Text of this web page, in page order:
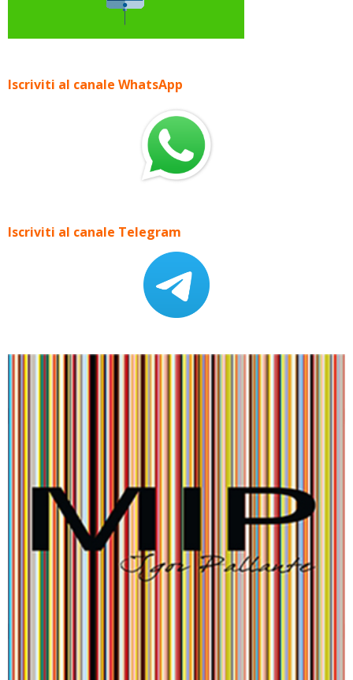
Iscriviti al canale WhatsApp
Iscriviti al canale Telegram